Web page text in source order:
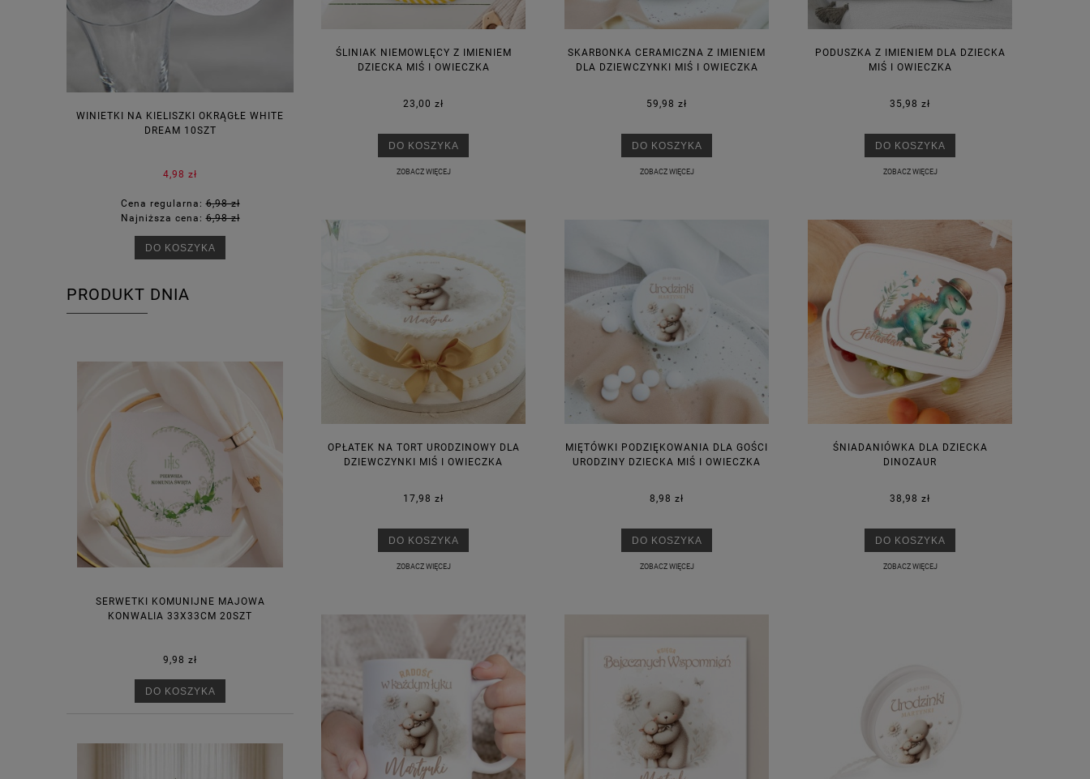
WINIETKI NA KIELISZKI OKRĄGŁE WHITE
DREAM 10SZT
4,98 zł
Cena regularna:6,98 zł
Najniższa cena:6,98 zł
DO KOSZYKA
6,98 zł 4,30 zł
Najniższa cena:
PRODUKT DNIA
SERWETKI KOMUNIJNE MAJOWA
KONWALIA 33X33CM 20SZT
9,98 zł
DO KOSZYKA
ŚLINIAK NIEMOWLĘCY Z IMIENIEM
DZIECKA MIŚ I OWIECZKA
23,00 zł
DO KOSZYKA
ZOBACZ WIĘCEJ
SKARBONKA CERAMICZNA Z IMIENIEM
DLA DZIEWCZYNKI MIŚ I OWIECZKA
59,98 zł
DO KOSZYKA
ZOBACZ WIĘCEJ
PODUSZKA Z IMIENIEM DLA DZIECKA
MIŚ I OWIECZKA
35,98 zł
DO KOSZYKA
ZOBACZ WIĘCEJ
OPŁATEK NA TORT URODZINOWY DLA
DZIEWCZYNKI MIŚ I OWIECZKA
17,98 zł
DO KOSZYKA
ZOBACZ WIĘCEJ
MIĘTÓWKI PODZIĘKOWANIA DLA GOŚCI
URODZINY DZIECKA MIŚ I OWIECZKA
8,98 zł
DO KOSZYKA
ZOBACZ WIĘCEJ
ŚNIADANIÓWKA DLA DZIECKA
DINOZAUR
38,98 zł
DO KOSZYKA
ZOBACZ WIĘCEJ